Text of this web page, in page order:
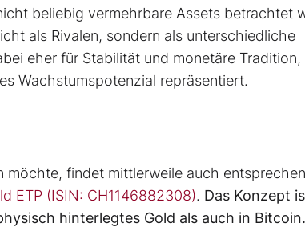
beliebig vermehrbare Assets betrachtet
als Rivalen, sondern als unterschiedliche
eher für Stabilität und monetäre Tradition,
Wachstumspotenzial repräsentiert.
findet mittlerweile auch
ETP (ISIN: CH1146882308). Das Konzept
hinterlegtes Gold als auch in